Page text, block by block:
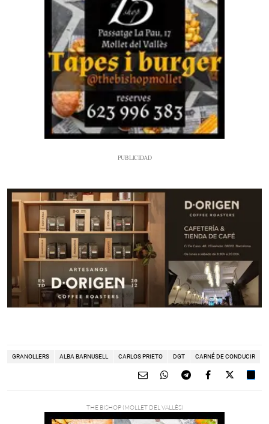
GRANOLLERS ALBA BARNUSELL CARLOS PRIETO DGT CARNÉ DE CONDUCIR